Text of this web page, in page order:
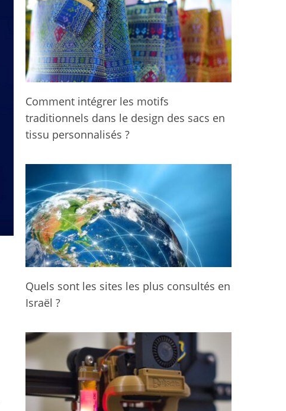
Comment intégrer les motifs
traditionnels dans le design des sacs en
tissu personnalisés ?
Quels sont les sites les plus consultés en
Israël ?